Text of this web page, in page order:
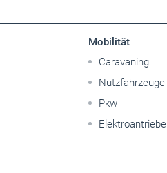
Mobilität
Caravaning
Nutzfahrzeuge
Pkw
Elektroantriebe